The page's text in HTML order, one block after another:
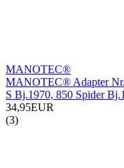
MANOTEC®
MANOTEC® Adapter Nr.
S Bj.1970, 850 Spider
34,95EUR
(3)